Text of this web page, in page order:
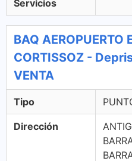
Servicios
BAQ AEROPUERTO
CORTISSOZ -
VENTA
Tipo
Dirección